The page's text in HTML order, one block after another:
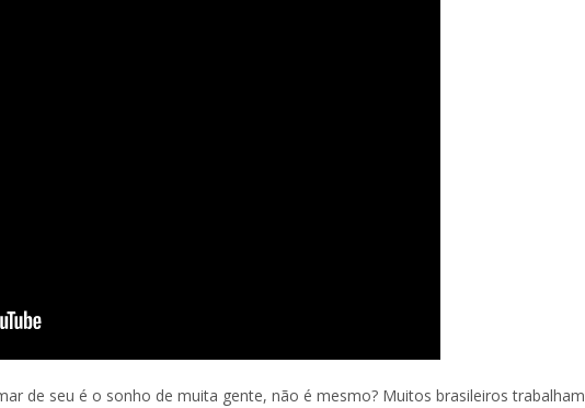
de seu é o sonho de muita gente, não é mesmo? Muitos brasileiros trabalham